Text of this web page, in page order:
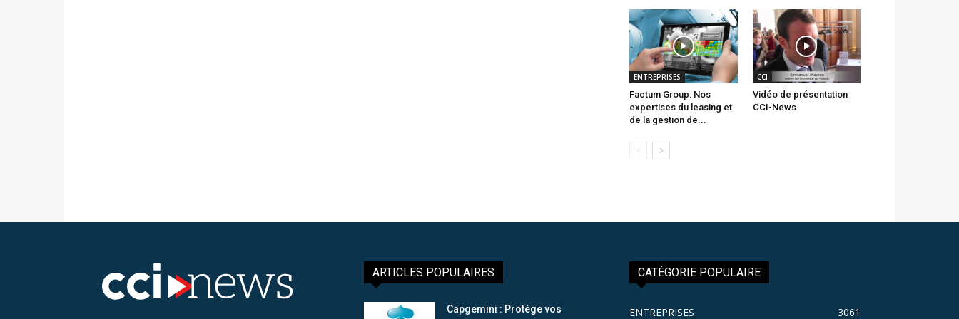
ENTREPRISES
Factum Group: Nos
expertises du leasing et
de la gestion de...
CCI
Vidéo de présentation
CCI-News
ARTICLES POPULAIRES
Capgemini : Protège vos
CATÉGORIE POPULAIRE
ENTREPRISES 3061